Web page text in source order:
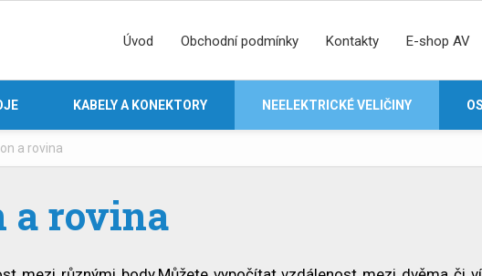
Úvod Obchodní podmínky Kontakty E-shop AV
KABELY A KONEKTORY NEELEKTRICKÉ VELIČINY
a rovina
a rovina